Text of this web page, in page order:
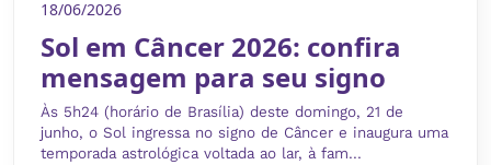
18/06/2026
Sol em Câncer 2026: confira
mensagem para seu signo
Às 5h24 (horário de Brasília) deste domingo, 21 de
junho, o Sol ingressa no signo de Câncer e inaugura uma
temporada astrológica voltada ao lar, à fam...